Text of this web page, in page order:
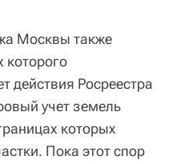
Москвы также
которого
действия Росреестра
учет земель
которых
Пока этот спор